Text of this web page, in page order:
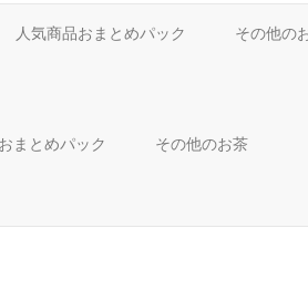
人気商品おまとめパック その他の
まとめパック その他のお茶